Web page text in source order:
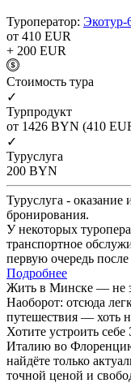
Туроператор: Экотур-
от 410 EUR
+ 200 EUR
Cтоимость тура
✓
Турпродукт
от 1426 BYN (410
✓
Туруслуга
200 BYN
Туруслуга -
бронирования.
У некоторых
транспортное
первую очередь
Подробнее
Жить в Минске — не
Наоборот: отсюда
путешествия — хоть
Хотите устроить
Италию во
найдёте только
точной ценой и